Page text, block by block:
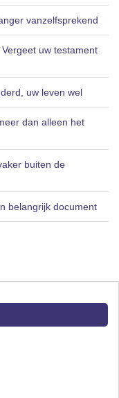
vanzelfsprekend
uw testament
uw leven wel
dan alleen het
buiten de
belangrijk document